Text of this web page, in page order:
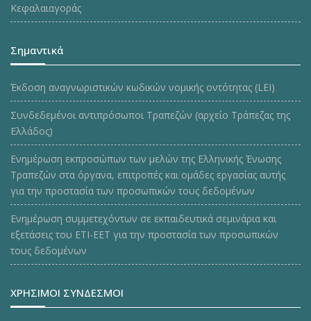
Κεφαλαιαγοράς
Σημαντικά
Έκδοση αναγνωριστικών κωδικών νομικής οντότητας (LEI)
Συνδεδεμένοι αντιπρόσωποι Τραπεζών (αρχείο Τράπεζας της
Ελλάδος)
Ενημέρωση εκπροσώπων των μελών της Ελληνικής Ένωσης
Τραπεζών στα όργανα, επιτροπές και ομάδες εργασίας αυτής
για την προστασία των προσωπικών τους δεδομένων
Ενημέρωση συμμετεχόντων σε εκπαιδευτικά σεμινάρια και
εξετάσεις του ΕΤΙ-ΕΕΤ για την προστασία των προσωπικών
τους δεδομένων
ΧΡΗΣΙΜΟΙ ΣΥΝΔΕΣΜΟΙ